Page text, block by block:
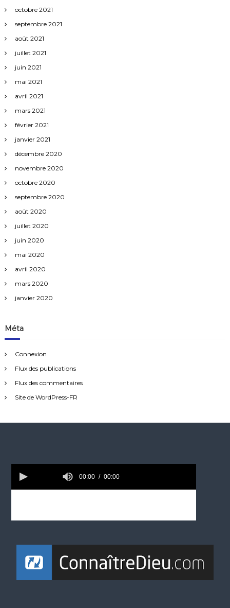
octobre 2021
septembre 2021
août 2021
juillet 2021
juin 2021
mai 2021
avril 2021
mars 2021
février 2021
janvier 2021
décembre 2020
novembre 2020
octobre 2020
septembre 2020
août 2020
juillet 2020
juin 2020
mai 2020
avril 2020
mars 2020
janvier 2020
Méta
Connexion
Flux des publications
Flux des commentaires
Site de WordPress-FR